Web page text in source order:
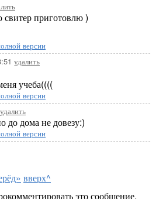
свитер приготовлю )
версии
удалить
учеба((((
версии
удалить
до дома не довезу:)
версии
вверх^
это сообщение.